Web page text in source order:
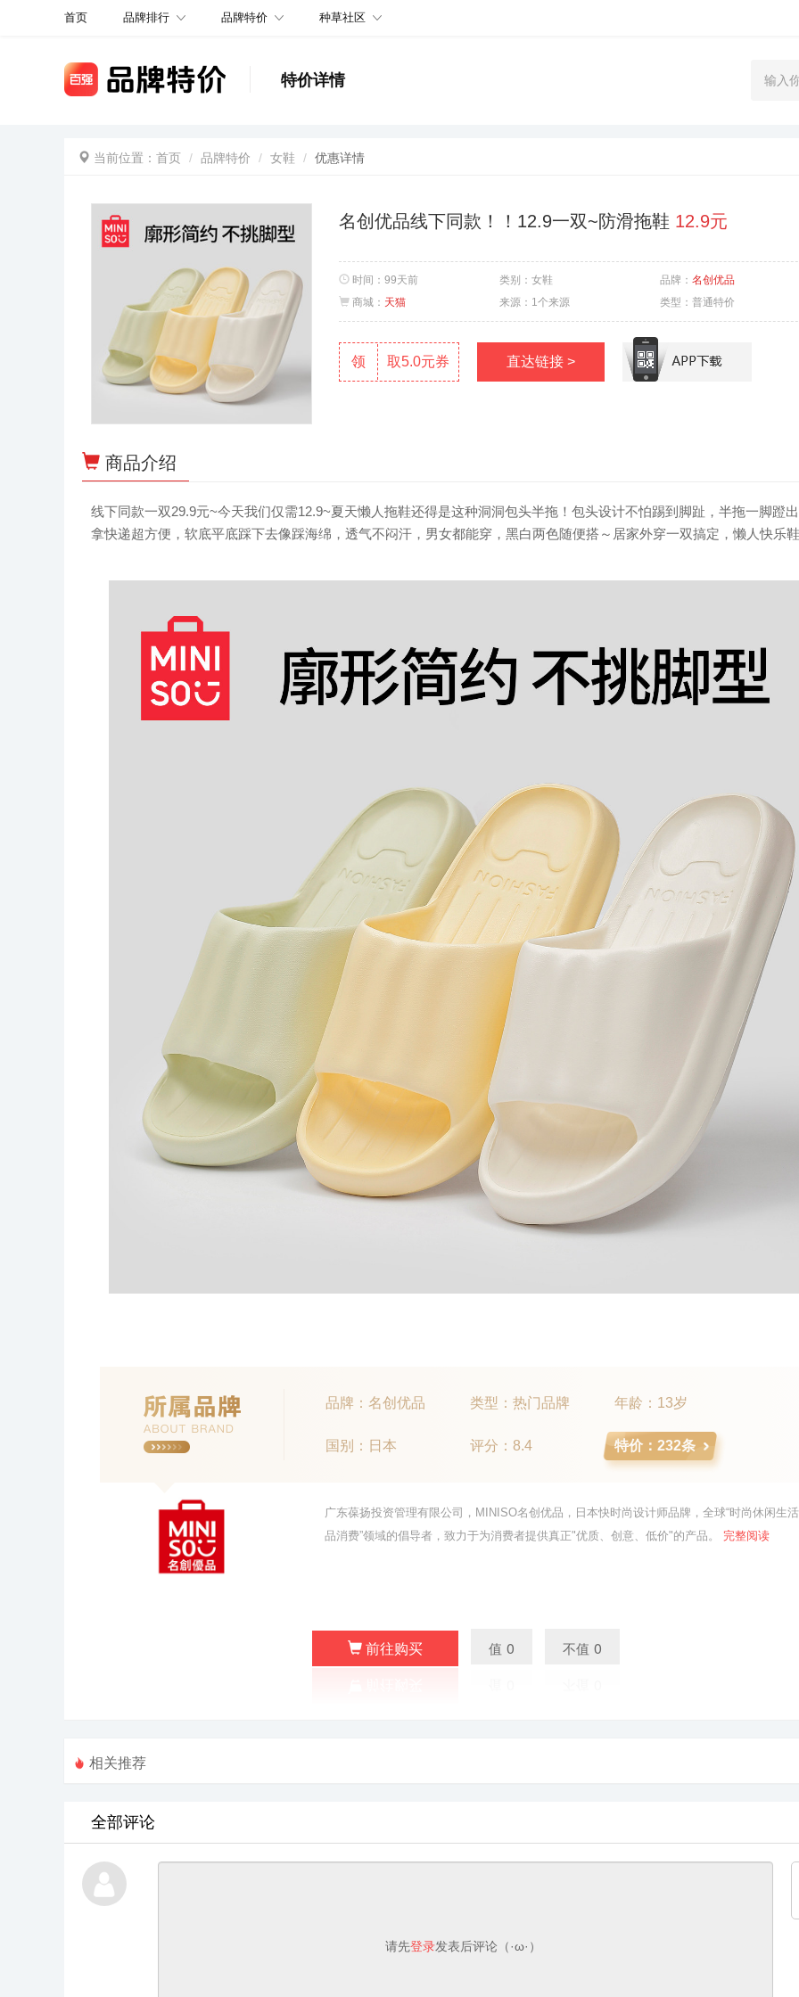
首页 品牌排行 品牌特价 种草社区
特价详情
当前位置： 首页 品牌特价 女鞋 优惠详情
名创优品线下同款！！12.9一双~防滑拖鞋 12.9元
时间： 99天前 类别： 女鞋 品牌： 名创优品
商城： 天猫 来源： 1个来源 类型： 普通特价
领 取5.0元券 直达链接 >
商品介绍
线下同款一双29.9元~今天我们仅需12.9~夏天懒人拖鞋还得是这种洞洞包头半拖！包头设计不怕踢到脚趾，半拖一脚蹬
拿快递超方便，软底平底踩下去像踩海绵，透气不闷汗，男女都能穿，黑白两色随便搭～居家外穿一双搞定，懒人快乐
品牌：名创优品 类型：热门品牌 年龄：13岁
国别：日本 评分：8.4 特价：232条
广东葆扬投资管理有限公司，MINISO名创优品，日本快时尚设计师品牌，全球“时尚休闲生
品消费”领域的倡导者，致力于为消费者提供真正"优质、创意、低价"的产品。 完整阅读
前往购买 值 0 不值 0
相关推荐
全部评论
请先登录发表后评论（·ω·）